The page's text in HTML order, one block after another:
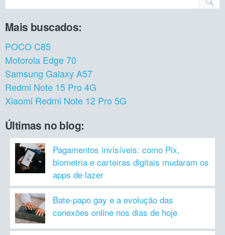
Mais buscados:
POCO C85
Motorola Edge 70
Samsung Galaxy A57
Redmi Note 15 Pro 4G
Xiaomi Redmi Note 12 Pro 5G
Últimas no blog:
Pagamentos invisíveis: como Pix,
biometria e carteiras digitais mudaram os
apps de lazer
Bate-papo gay e a evolução das
conexões online nos dias de hoje